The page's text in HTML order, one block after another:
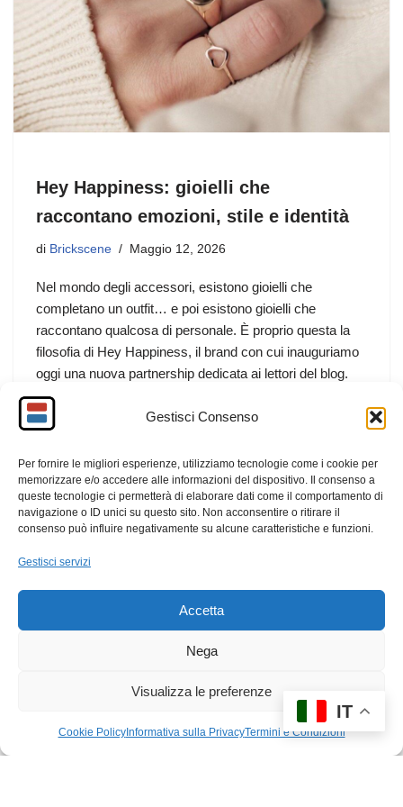
Gestisci Consenso
Per fornire le migliori esperienze, utilizziamo tecnologie come i cookie per
memorizzare e/o accedere alle informazioni del dispositivo. Il consenso a
queste tecnologie ci permetterà di elaborare dati come il comportamento di
navigazione o ID unici su questo sito. Non acconsentire o ritirare il
consenso può influire negativamente su alcune caratteristiche e funzioni.
Gestisci servizi
Accetta
Nega
Visualizza le preferenze
Cookie PolicyInformativa sulla PrivacyTermini e Condizioni
Hey Happiness: gioielli che
raccontano emozioni, stile e identità
di Brickscene Maggio 12, 2026
Nel mondo degli accessori, esistono gioielli che
completano un outfit… e poi esistono gioielli che
raccontano qualcosa di personale. È proprio questa la
filosofia di Hey Happiness, il brand con cui inauguriamo
oggi una nuova partnership dedicata ai lettori del blog.
Minimalismo contemporaneo, dettagli raffinati e
possibilità di personalizzazione si incontrano in una
che abbia un significato autentico.
F
a
c
e
b
M
a
o
d
E
m
C
o
di
vi
di
IT